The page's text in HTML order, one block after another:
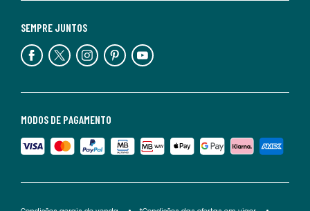
MODOS DE PAGAMENTO
SEMPRE JUNTOS